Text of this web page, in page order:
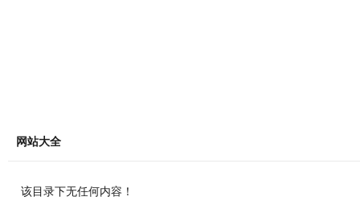
网站大全
该目录下无任何内容！